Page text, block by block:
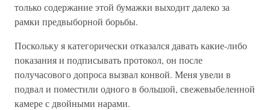
только содержание этой бумажки выходит далеко за
рамки предвыборной борьбы.
Поскольку я категорически отказался давать какие-либо
показания и подписывать протокол, он после
получасового допроса вызвал конвой. Меня увели в
подвал и поместили одного в большой, свежевыбеленной
камере с двойными нарами.